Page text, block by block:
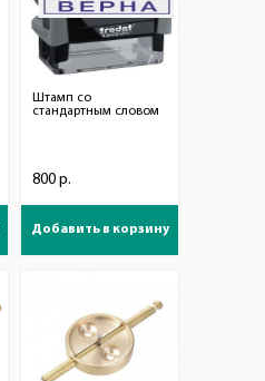
Штамп со
стандартным словом
800 р.
Добавить в корзину